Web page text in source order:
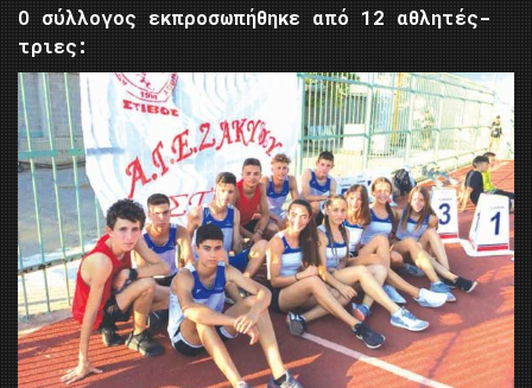
Ο σύλλογος εκπροσωπήθηκε από 12 αθλητές-
τριες: